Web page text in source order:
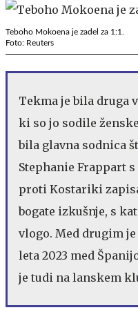
Teboho Mokoena je zadel za 1:1.
Foto: Reuters
Tekma je bila druga
ki so jo sodile
bila glavna sodnica
Stephanie Frappart
proti Kostariki
bogate izkušnje, s
vlogo. Med drugim
leta 2023 med
je tudi na lanskem